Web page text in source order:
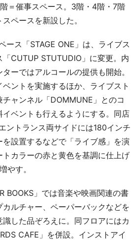
＝催事スペース。3階・4階・7階
ペースを新設した。
ース「STAGE ONE」は、ライブス
「CUTUP STUTUDIO」に変更。内
ーではアルコールの提供も開始。
ントを実施するほか、ライブスト
チャンネル「DOMMUNE」とのコ
ベントも行えるようにする。同店
ントランス両サイドには180インチ
設置するなどで「ライブ感」を演
カラーの赤と黄色を基調に仕上げ
やす。
BOOKS」では音楽や映画関連の書
ルチャー、ペーパーバックなどを
した品ぞろえに。同フロアにはカ
CAFE」を併設。インストアイ